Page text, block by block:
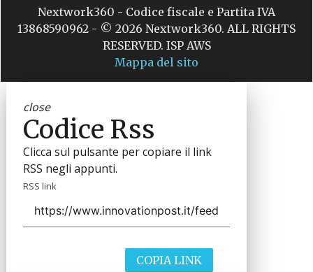
Nextwork360 - Codice fiscale e Partita IVA
13868590962 - © 2026 Nextwork360. ALL RIGHTS
RESERVED. ISP AWS
Mappa del sito
close
Codice Rss
Clicca sul pulsante per copiare il link
RSS negli appunti.
RSS link
COPIA LINK